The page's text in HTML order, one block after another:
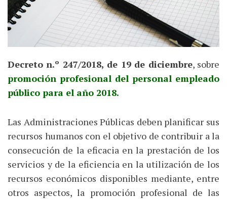
Decreto n.º 247/2018, de 19 de diciembre, sobre
promoción profesional del personal empleado
público para el año 2018.
Las Administraciones Públicas deben planificar sus
recursos humanos con el objetivo de contribuir a la
consecución de la eficacia en la prestación de los
servicios y de la eficiencia en la utilización de los
recursos económicos disponibles mediante, entre
otros aspectos, la promoción profesional de las